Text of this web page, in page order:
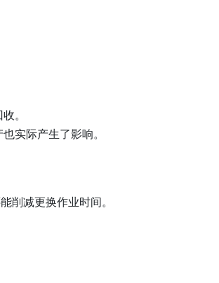
。
实际产生了影响。
削减更换作业时间。